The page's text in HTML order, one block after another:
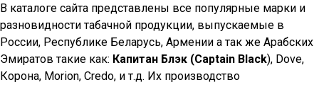
В каталоге сайта представлены все популярные марки и
разновидности табачной продукции, выпускаемые в
России, Республике Беларусь, Армении а так же Арабских
Эмиратов такие как: Капитан Блэк (Captain Black), Dove,
Корона, Morion, Credo, и т.д. Их производство